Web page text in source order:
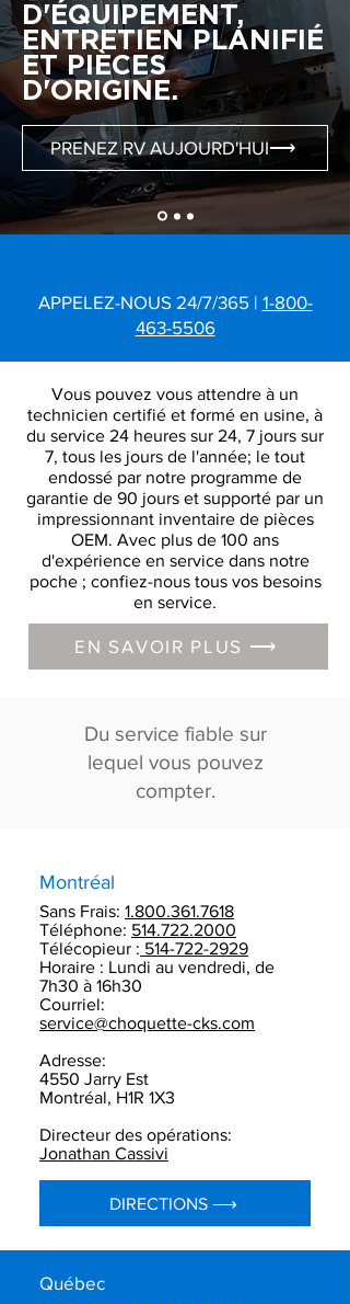
D'ÉQUIPEMENT,
ENTRETIEN PLANIFIÉ
ET PIÈCES
D'ORIGINE.
PRENEZ RV AUJOURD'HUI⟶
APPELEZ-NOUS 24/7/365 | 1-800-
463-5506
Vous pouvez vous attendre à un
technicien certifié et formé en usine, à
du service 24 heures sur 24, 7 jours sur
7, tous les jours de l'année; le tout
endossé par notre programme de
garantie de 90 jours et supporté par un
impressionnant inventaire de pièces
OEM. Avec plus de 100 ans
d'expérience en service dans notre
poche ; confiez-nous tous vos besoins
en service.
EN SAVOIR PLUS ⟶
Du service fiable sur
lequel vous pouvez
compter.
Montréal
Sans Frais: 1.800.361.7618
Téléphone: 514.722.2000
Télécopieur : 514-722-2929
Horaire : Lundi au vendredi, de
7h30 à 16h30
Courriel:
service@choquette-cks.com
Adresse:
4550 Jarry Est
Montréal, H1R 1X3
Directeur des opérations:
Jonathan Cassivi
DIRECTIONS ⟶
Québec